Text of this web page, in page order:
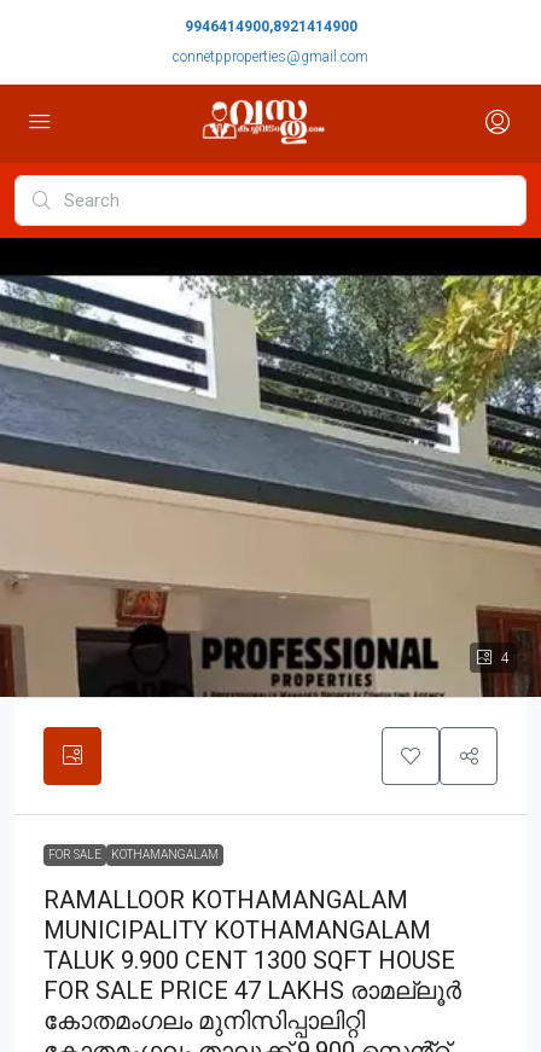
9946414900,8921414900
connetpproperties@gmail.com
4
FOR SALE KOTHAMANGALAM
RAMALLOOR KOTHAMANGALAM
MUNICIPALITY KOTHAMANGALAM
TALUK 9.900 CENT 1300 SQFT HOUSE
FOR SALE PRICE 47 LAKHS രാമല്ലൂർ
കോതമംഗലം മുനിസിപ്പാലിറ്റി